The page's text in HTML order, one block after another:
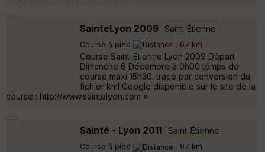
SainteLyon 2009 Saint-Étienne
Course à pied 67 km
Course Saint-Etienne Lyon 2009 Départ
Dimanche 6 Décembre à 0h00 temps de
course maxi 15h30. tracé par conversion du
fichier kml Google disponible sur le site de la
course : http://www.saintelyon.com »
Sainté - Lyon 2011 Saint-Étienne
Course à pied 67 km